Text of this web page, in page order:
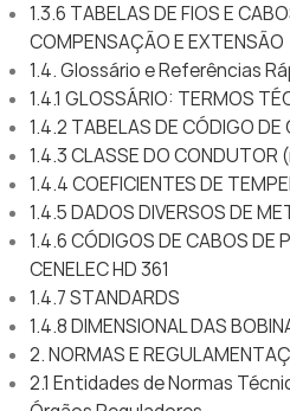
1.3.6 TABELAS DE FIOS E
COMPENSAÇÃO E EXTENSÃO
1.4. Glossário e Referências
1.4.1 GLOSSÁRIO: TERMOS
1.4.2 TABELAS DE CÓDIGO DE
1.4.3 CLASSE DO CONDUTOR
1.4.4 COEFICIENTES DE
1.4.5 DADOS DIVERSOS DE
1.4.6 CÓDIGOS DE CABOS DE
CENELEC HD 361
1.4.7 STANDARDS
1.4.8 DIMENSIONAL DAS
2. NORMAS E
2.1 Entidades de Normas